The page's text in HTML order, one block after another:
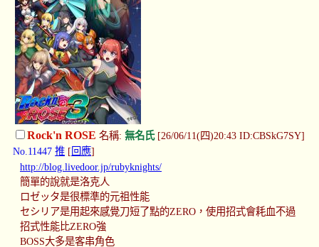
Rock'n ROSE 名稱: 無名氏[26/06/11(四)20:43 ID:CBSkG7SY]
No.11447 推 [ 回應]
http://blog.livedoor.jp/rubyknights/
簡單的說就是洛克人
ロゼッタ是很標準的元祖性能
セシリア是用起來感覺刀短了點的ZERO，使用招式會耗血不過
招式性能比ZERO強
BOSS大多是客串角色